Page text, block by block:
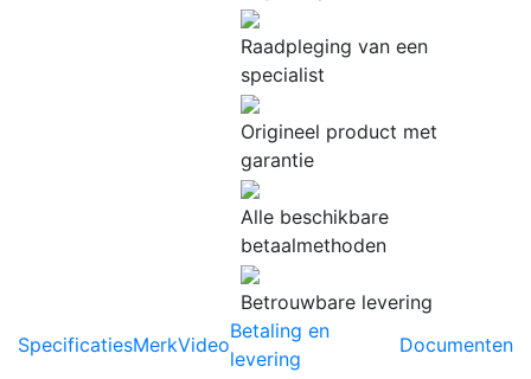
Raadpleging van een
specialist
Origineel product met
garantie
Alle beschikbare
betaalmethoden
Betrouwbare levering
SpecificatiesMerkVideo
Betaling en
levering
Documenten